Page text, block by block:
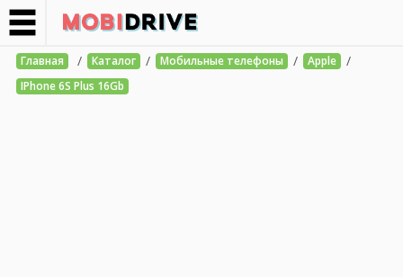
Главная / Каталог / Мобильные телефоны / Apple /
IPhone 6S Plus 16Gb